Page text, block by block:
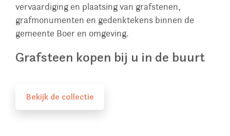
vervaardiging en plaatsing van grafstenen,
grafmonumenten en gedenktekens binnen de
gemeente Boer en omgeving.
Grafsteen kopen bij u in de buurt
Bekijk de collectie